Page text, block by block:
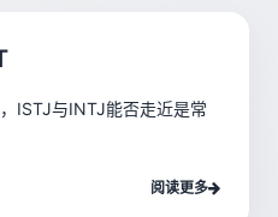
ISTJ与INTJ能否走近是常
阅读更多